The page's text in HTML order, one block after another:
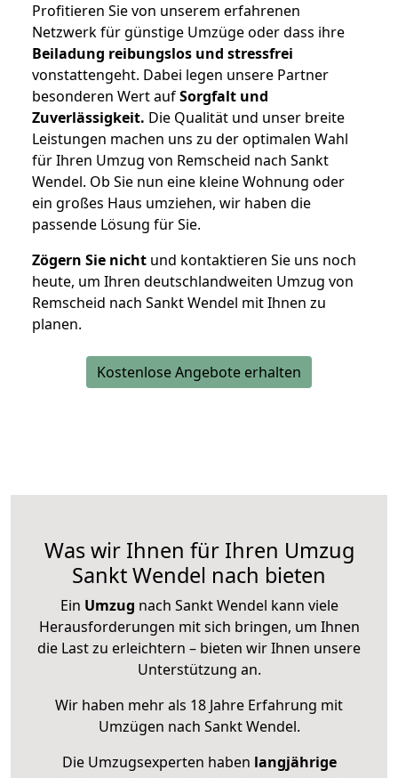
Profitieren Sie von unserem erfahrenen
Netzwerk für günstige Umzüge oder dass ihre
Beiladung reibungslos und stressfrei
vonstattengeht. Dabei legen unsere Partner
besonderen Wert aufSorgfalt und
Zuverlässigkeit. Die Qualität und unser breite
Leistungen machen uns zu der optimalen Wahl
für Ihren Umzug von Remscheid nach Sankt
Wendel. Ob Sie nun eine kleine Wohnung oder
ein großes Haus umziehen, wir haben die
passende Lösung für Sie.
Zögern Sie nicht und kontaktieren Sie uns noch
heute, um Ihren deutschlandweiten Umzug von
Remscheid nach Sankt Wendel mit Ihnen zu
planen.
Kostenlose Angebote erhalten
Was wir Ihnen für Ihren Umzug
Sankt Wendel nach bieten
Ein Umzug nach Sankt Wendel kann viele
Herausforderungen mit sich bringen, um Ihnen
die Last zu erleichtern – bieten wir Ihnen unsere
Unterstützung an.
Wir haben mehr als 18 Jahre Erfahrung mit
Umzügen nach Sankt Wendel.
Die Umzugsexperten haben langjährige